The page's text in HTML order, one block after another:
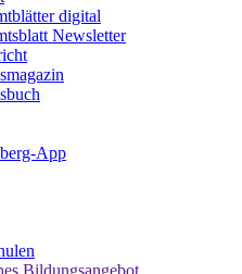
digital
Newsletter
App
Bildungsangebot